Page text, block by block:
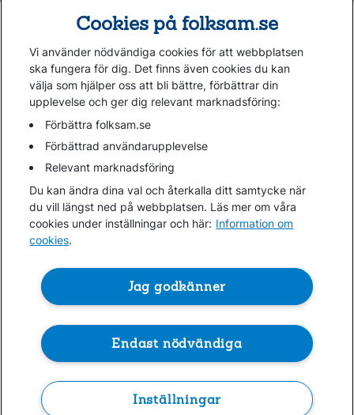
Kundservice
Hjälp
Webbkarta
Cookies
Hantera cookies
Personuppgifter GDPR
Tillgänglighetsredogörelse
Om penningtvättslagen
Lättläst
Folksam ©
Kontakta oss0771-950 950
Cookies på folksam.se
Vi använder nödvändiga cookies för att webbplatsen
ska fungera för dig. Det finns även cookies du kan
välja som hjälper oss att bli bättre, förbättrar din
upplevelse och ger dig relevant marknadsföring:
Förbättra folksam.se
Förbättrad användarupplevelse
Relevant marknadsföring
Du kan ändra dina val och återkalla ditt samtycke när
du vill längst ned på webbplatsen. Läs mer om våra
cookies under inställningar och här: Information om
cookies.
Jag godkänner
Endast nödvändiga
Inställningar